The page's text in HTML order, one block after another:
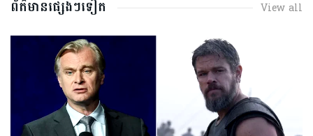
ព័ត៌មានផ្សេងៗទៀត View all